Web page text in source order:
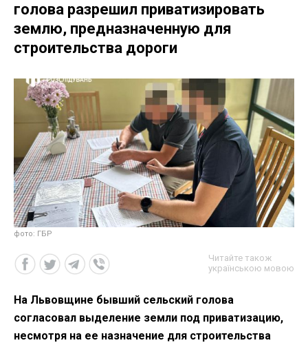
голова разрешил приватизировать
землю, предназначенную для
строительства дороги
фото: ГБР
Читайте також
українською мовою
На Львовщине бывший сельский голова
согласовал выделение земли под приватизацию,
несмотря на ее назначение для строительства